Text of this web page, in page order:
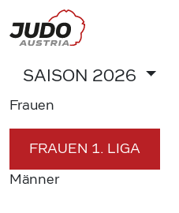
SAISON 2026
Frauen
FRAUEN 1. LIGA
Männer